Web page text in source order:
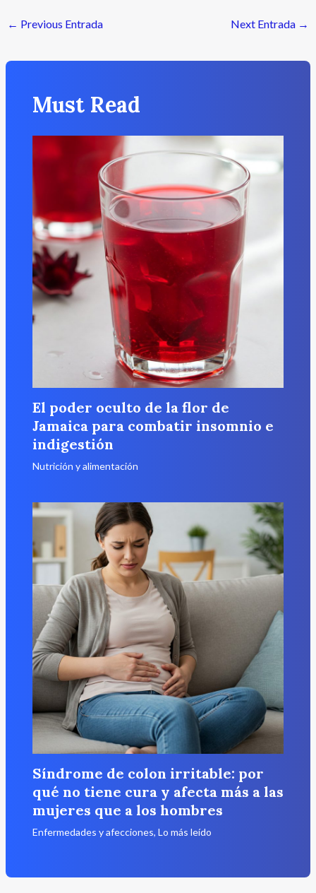
← Previous Entrada Next Entrada →
Must Read
El poder oculto de la flor de
Jamaica para combatir insomnio e
indigestión
Nutrición y alimentación
Síndrome de colon irritable: por
qué no tiene cura y afecta más a las
mujeres que a los hombres
Enfermedades y afecciones, Lo más leído